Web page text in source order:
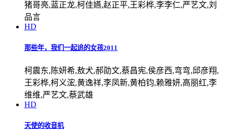
猪哥亮,蓝正龙,柯佳嬿,赵正平,王彩桦,李李仁,严艺文,刘
品言
HD
那些年，我们一起追的女孩2011
柯震东,陈妍希,敖犬,郝劭文,蔡昌宪,侯彦西,弯弯,邱彦翔,
王彩桦,柯义浤,黄逸祥,李凤新,黄柏钧,赖雅妍,高丽红,李
维维,严艺文,蔡武雄
HD
天使的收音机